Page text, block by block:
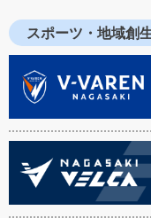
スポーツ・地域創